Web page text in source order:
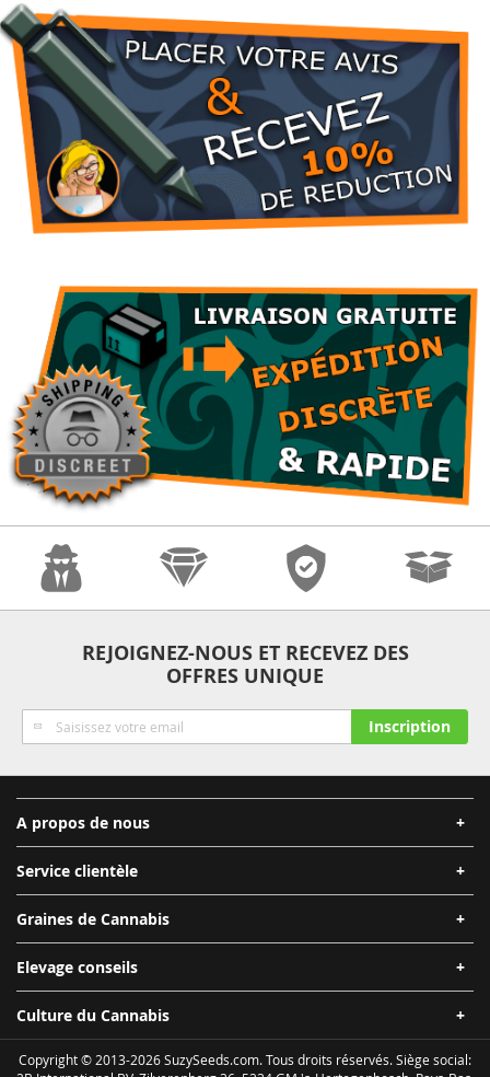
REJOIGNEZ-NOUS ET RECEVEZ DES
OFFRES UNIQUE
Inscription
à
d’information
:
Inscription
A propos de nous
Service clientèle
Graines de Cannabis
Elevage conseils
Culture du Cannabis
Copyright © 2013-2026 SuzySeeds.com. Tous droits réservés. Siège social: